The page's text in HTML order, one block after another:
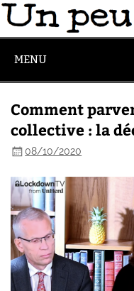
MENU
Comment
collective : la
08/10/2020